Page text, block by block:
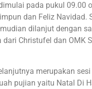
pada pukul 09.00
dan Feliz Navidad.
dilanjut dengan
dari Christufel dan OMK
merupakan
pujian yaitu Natal Di